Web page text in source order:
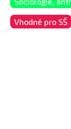
Vhodné pro SŠ